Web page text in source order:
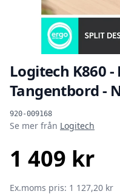
Logitech K860
Tangentbord -
920-009168
Produktinformation
Se mer från Logitech
1 409 kr
Ex.moms pris: 1 127,20 kr